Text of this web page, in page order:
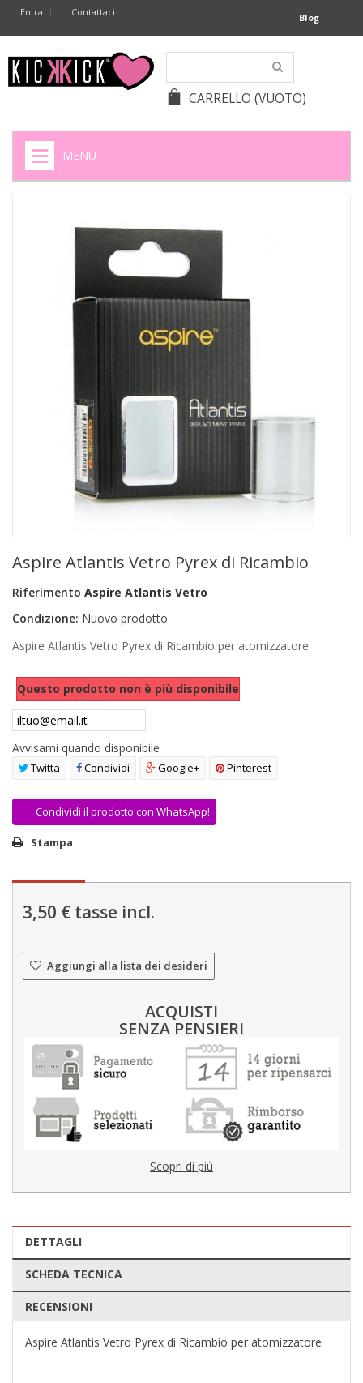
Entra Contattaci Blog
CARRELLO (VUOTO)
MENU
SIGARETTE ELETTRONICHE
BATTERIE APPARECCHI ACUSTICI
FORNITURE ESTETICA
CASA E CUCINA
CURA DELLA PERSONA
FAI DA TE
NOVITÀ
PROMOZIONI E COUPON
ARTICOLI IN OFFERTA
AREA RIVENDITORI
DICONO DI NOI
Aspire Atlantis Vetro Pyrex di Ricambio
Riferimento Aspire Atlantis Vetro
Condizione: Nuovo prodotto
Aspire Atlantis Vetro Pyrex di Ricambio per atomizzatore
Questo prodotto non è più disponibile
Avvisami quando disponibile
Twitta Condividi Google+ Pinterest
Condividi il prodotto con WhatsApp!
Stampa
3,50 € tasse incl.
Aggiungi alla lista dei desideri
ACQUISTI
SENZA PENSIERI
Scopri di più
DETTAGLI
SCHEDA TECNICA
RECENSIONI
Aspire Atlantis Vetro Pyrex di Ricambio per atomizzatore